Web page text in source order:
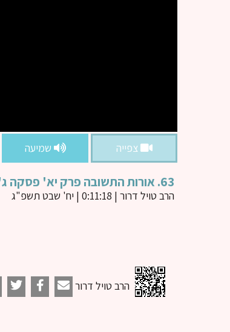
צפייה שמיעה
63. אורות התשובה פרק יא' פסקה ג'(שני) ד'(ראשון)
הרב טויל דרור | 0:11:18 | יח' שבט תשפ"ג
הרב טויל דרור